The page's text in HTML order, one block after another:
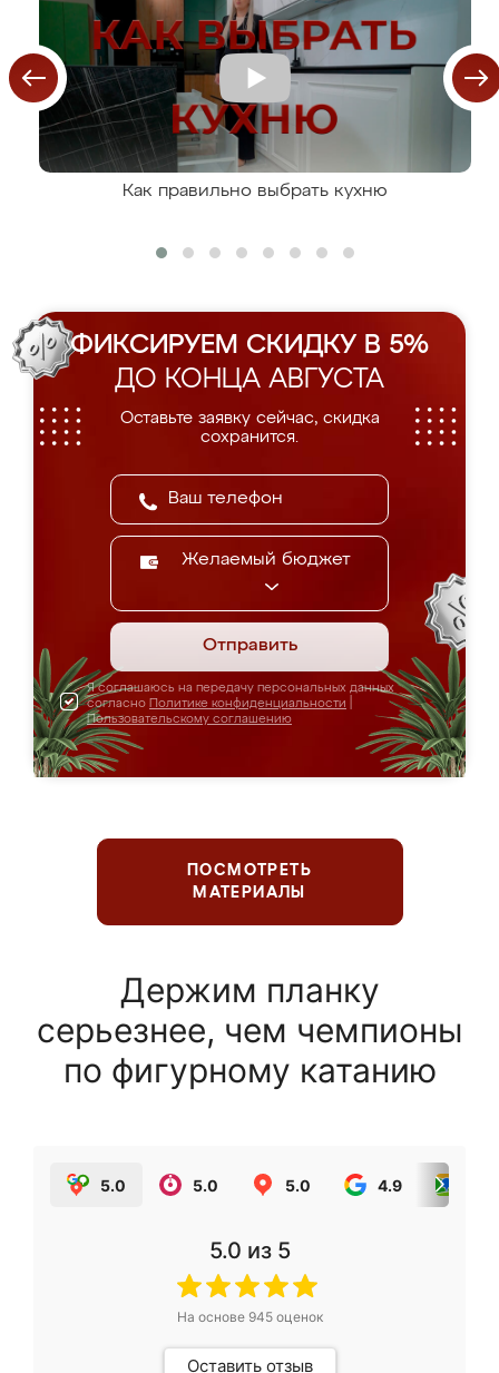
Как правильно выбрать кухню
ФИКСИРУЕМ СКИДКУ В 5%
ДО КОНЦА АВГУСТА
Оставьте заявку сейчас, скидка
сохранится.
Желаемый бюджет
Отправить
Я соглашаюсь на передачу персональных данных
согласно Политике конфиденциальности
Пользовательскому соглашению
ПОСМОТРЕТЬ
МАТЕРИАЛЫ
Держим планку
серьезнее, чем чемпионы
по фигурному катанию
5.0 5.0 5.0 4.9
5.0 из 5
На основе 945оценок
Оставить отзыв